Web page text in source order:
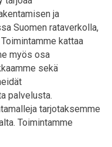
ja
Suomen rataverkolla,
kattaa
myös osa
sekä
palvelusta.
tarjotaksemme
Toimintamme